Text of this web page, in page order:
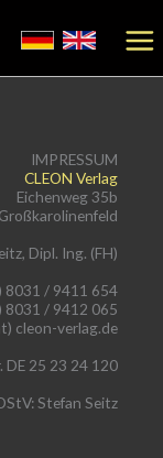
IMPRESSUM
CLEON Verlag
Eichenweg 35b
Dipl. Ing. (FH)
8031 / 9411 654
8031 / 9412 065
cleon-verlag.de
DE 25 23 24 120
Stefan Seitz